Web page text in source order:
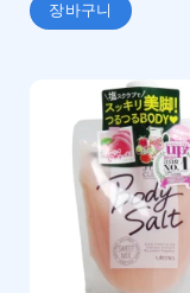
장바구니